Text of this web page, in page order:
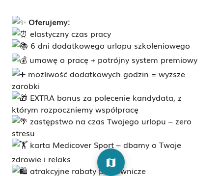
Oferujemy:
elastyczny czas pracy
6 dni dodatkowego urlopu szkoleniowego
umowę o pracę + potrójny system premiowy
możliwość dodatkowych godzin = wyższe
zarobki
EXTRA bonus za polecenie kandydata, z
którym rozpoczniemy współpracę
zastępstwo na czas Twojego urlopu – zero
stresu
karta Medicover Sport – dbamy o Twoje
zdrowie i relaks
atrakcyjne rabaty pracownicze
map